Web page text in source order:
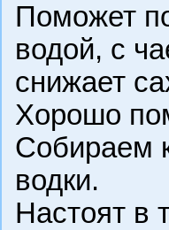
Поможет
водой, с
снижает
Хорошо
Собираем
водки.
Настоят в